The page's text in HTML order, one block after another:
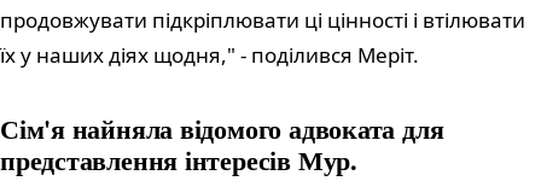
продовжувати підкріплювати ці цінності і втілювати
їх у наших діях щодня," - поділився Меріт.
Сім'я найняла відомого адвоката для
представлення інтересів Мур.